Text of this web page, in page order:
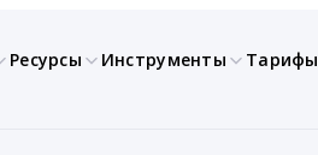
Ресурсы Инструменты Тарифы